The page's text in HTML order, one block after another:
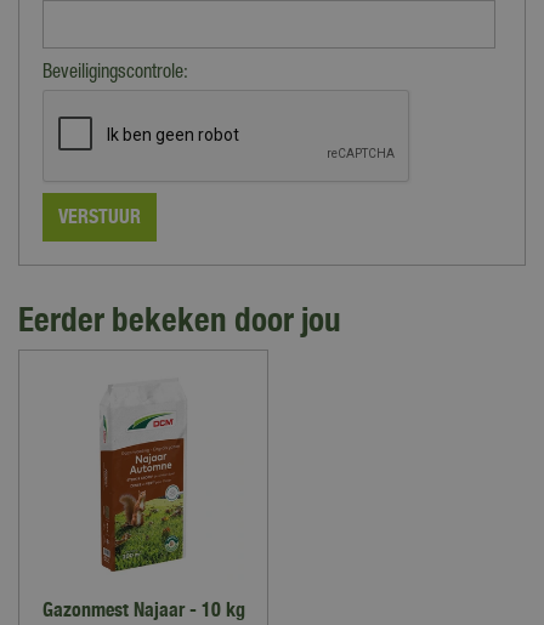
Beveiligingscontrole:
Eerder bekeken door jou
Gazonmest Najaar - 10 kg